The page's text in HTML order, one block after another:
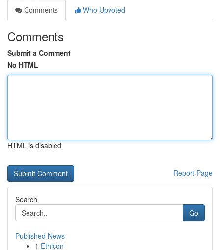
Comments
Who Upvoted
Comments
Submit a Comment
No HTML
HTML is disabled
Report Page
Search
Go
Published News
1 Ethicon